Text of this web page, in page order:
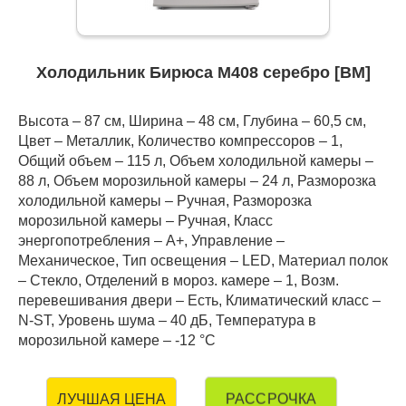
Холодильник Бирюса М408 серебро [ВМ]
Высота – 87 см, Ширина – 48 см, Глубина – 60,5 см,
Цвет – Металлик, Количество компрессоров – 1,
Общий объем – 115 л, Объем холодильной камеры –
88 л, Объем морозильной камеры – 24 л, Разморозка
холодильной камеры – Ручная, Разморозка
морозильной камеры – Ручная, Класс
энергопотребления – А+, Управление –
Механическое, Тип освещения – LED, Материал полок
– Стекло, Отделений в мороз. камере – 1, Возм.
перевешивания двери – Есть, Климатический класс –
N-ST, Уровень шума – 40 дБ, Температура в
морозильной камере – -12 °C
ЛУЧШАЯ ЦЕНА РАССРОЧКА